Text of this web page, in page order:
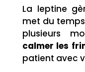
La leptine
met du
plusieurs
calmer les
patient avec